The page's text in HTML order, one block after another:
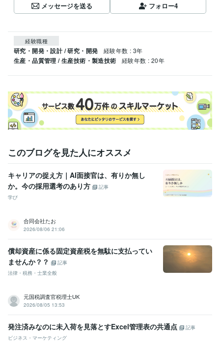
メッセージを送る フォロー4
経験職種
研究・開発・設計 / 研究・開発 経験年数 : 3年
生産・品質管理 / 生産技術・製造技術 経験年数 : 20年
このブログを見た人にオススメ
キャリアの捉え方｜AI面接官は、有りか無し
か。今の採用選考のあり方
記事
学び
合同会社たお
2026/08/06 21:06
償却資産に係る固定資産税を無駄に支払ってい
ませんか？？
記事
法律・税務・士業全般
元国税調査官税理士UK
2026/08/05 13:53
発注済みなのに未入荷を見落とすExcel管理表の共通点
記事
ビジネス・マーケティング